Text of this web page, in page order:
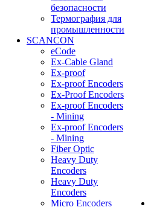
безопасности
Термография для
промышленности
SCANCON
eCode
Ex-Cable Gland
Ex-proof
Ex-proof Encoders
Ex-Proof Encoders
Ex-proof Encoders
- Mining
Ex-proof Encoders
- Mining
Fiber Optic
Heavy Duty
Encoders
Heavy Duty
Encoders
Micro Encoders